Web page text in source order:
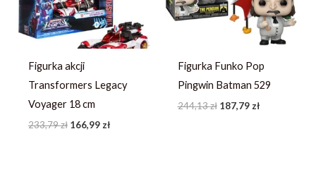
Figurka akcji
Transformers Legacy
Voyager 18 cm
233,79zł 166,99 zł
Figurka Funko Pop
Pingwin Batman 529
244,13zł 187,79 zł